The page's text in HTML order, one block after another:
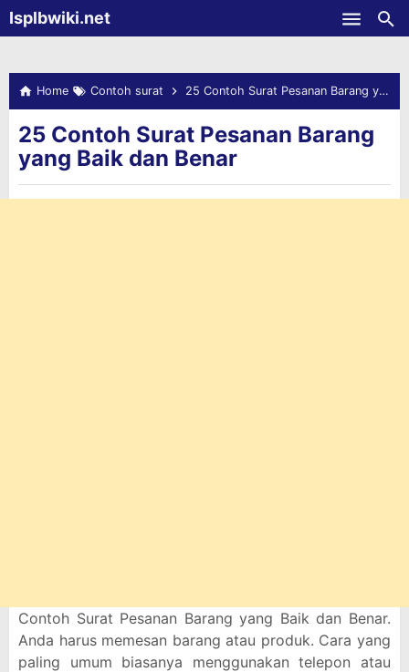
-->Isplbwiki.net
Home Contoh surat 25 Contoh Surat Pesanan Barang yang Baik dan Benar
25 Contoh Surat Pesanan Barang
yang Baik dan Benar
Contoh Surat Pesanan Barang yang Baik dan Benar.
Anda harus memesan barang atau produk. Cara yang
paling umum biasanya menggunakan telepon atau